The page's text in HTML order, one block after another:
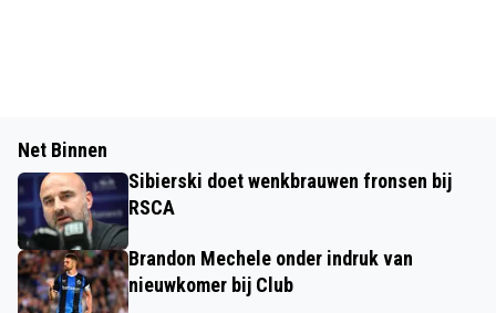
Net Binnen
Sibierski doet wenkbrauwen fronsen bij
RSCA
Brandon Mechele onder indruk van
nieuwkomer bij Club